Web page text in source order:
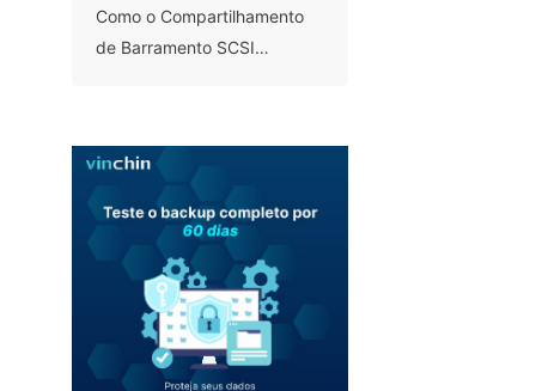
Como o Compartilhamento
de Barramento SCSI